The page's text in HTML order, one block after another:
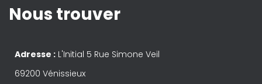
Nous trouver
Adresse : L'Initial 5 Rue Simone Veil
69200 Vénissieux